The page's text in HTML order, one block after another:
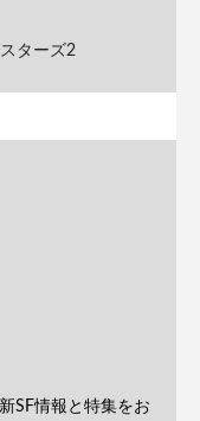
ターズ2
SF情報と特集をお